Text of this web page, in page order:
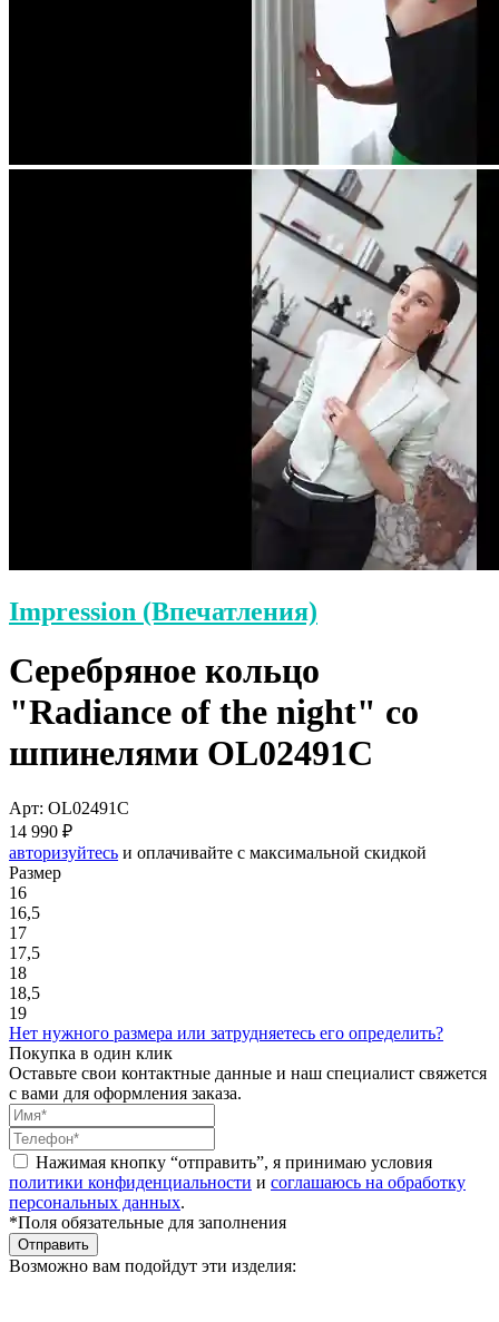
Impression (Впечатления)
Серебряное кольцо
"Radiance of the night" со
шпинелями OL02491C
Арт: OL02491C
14 990 ₽
авторизуйтесь и оплачивайте с максимальной скидкой
Размер
16
16,5
17
17,5
18
18,5
19
Нет нужного размера или затрудняетесь его определить?
Покупка в один клик
Оставьте свои контактные данные и наш специалист свяжется
с вами для оформления заказа.
Нажимая кнопку “отправить”, я принимаю условия
политики конфиденциальности и соглашаюсь на обработку
персональных данных.
*Поля обязательные для заполнения
Отправить
Возможно вам подойдут эти изделия: